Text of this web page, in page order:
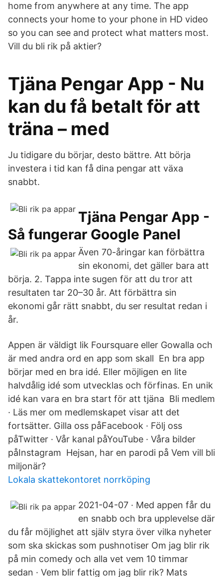
home from anywhere at any time. The app
connects your home to your phone in HD video
so you can see and protect what matters most.
Vill du bli rik på aktier?
Tjäna Pengar App - Nu
kan du få betalt för att
träna – med
Ju tidigare du börjar, desto bättre. Att börja
investera i tid kan få dina pengar att växa
snabbt.
Tjäna Pengar App -
Så fungerar Google Panel
Även 70-åringar kan förbättra
sin ekonomi, det gäller bara att
börja. 2. Tappa inte sugen för att du tror att
resultaten tar 20–30 år. Att förbättra sin
ekonomi går rätt snabbt, du ser resultat redan i
år.
Appen är väldigt lik Foursquare eller Gowalla och
är med andra ord en app som skall En bra app
börjar med en bra idé. Eller möjligen en lite
halvdålig idé som utvecklas och förfinas. En unik
idé kan vara en bra start för att tjäna Bli medlem
· Läs mer om medlemskapet visar att det
fortsätter. Gilla oss påFacebook · Följ oss
påTwitter · Vår kanal påYouTube · Våra bilder
påInstagram Hejsan, har en parodi på Vem vill bli
miljonär?
Lokala skattekontoret norrköping
2021-04-07 · Med appen får du
en snabb och bra upplevelse där
du får möjlighet att själv styra över vilka nyheter
som ska skickas som pushnotiser Om jag blir rik
på min comedy och alla vet vem 10 timmar
sedan · Vem blir fattig om jag blir rik? Mats